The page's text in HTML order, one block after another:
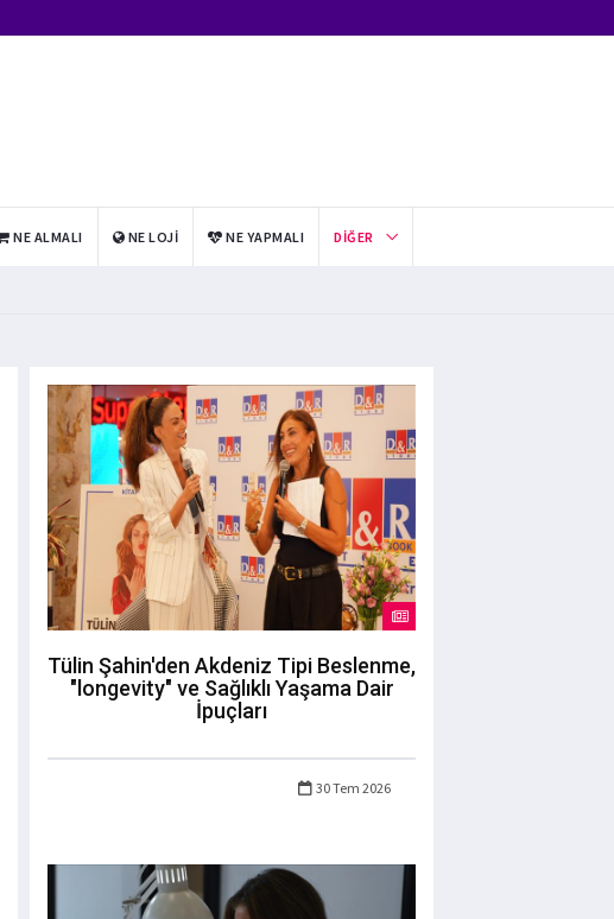
NE ALMALI NE LOJI NE YAPMALI DIĞER
Tülin Şahin'den Akdeniz Tipi Beslenme,
"longevity" ve Sağlıklı Yaşama Dair
İpuçları
30 Tem 2026